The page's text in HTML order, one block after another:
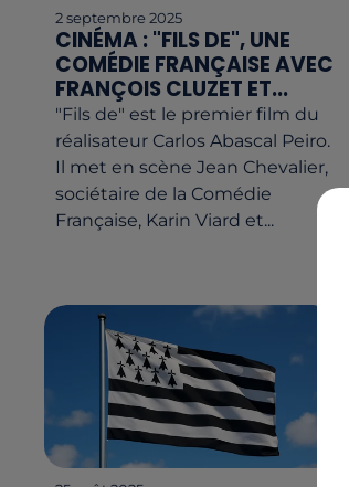
2 septembre 2025
CINÉMA : "FILS DE", UNE
COMÉDIE FRANÇAISE AVEC
FRANÇOIS CLUZET ET...
"Fils de" est le premier film du
réalisateur Carlos Abascal Peiro.
Il met en scène Jean Chevalier,
sociétaire de la Comédie
Française, Karin Viard et...